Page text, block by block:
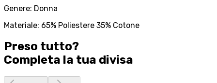
Genere: Donna
Materiale: 65% Poliestere 35% Cotone
Preso tutto?
Completa la tua divisa